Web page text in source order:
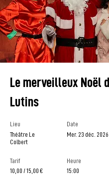
Le merveilleux Noël
Lutins
Lieu
Théâtre Le
Colbert
Date
Mer. 23 déc. 2026
Tarif
Heure
15:00
10,00 / 15,00 €